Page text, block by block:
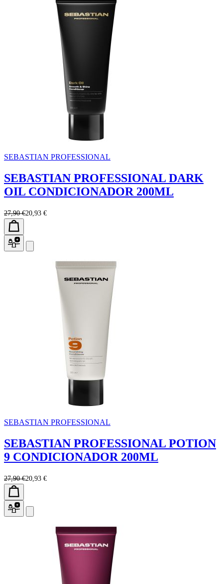
SEBASTIAN PROFESSIONAL
SEBASTIAN PROFESSIONAL DARK
OIL CONDICIONADOR 200ML
27,90 €20,93 €
SEBASTIAN PROFESSIONAL
SEBASTIAN PROFESSIONAL POTION
9 CONDICIONADOR 200ML
27,90 €20,93 €